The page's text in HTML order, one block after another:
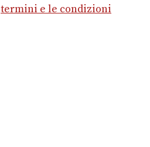
termini e le condizioni